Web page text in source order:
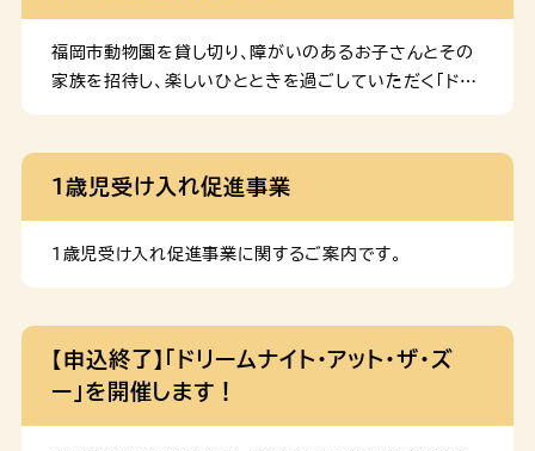
れば、対象）障がい児・特別な支援が必要な児童と、その
家族 参加費 無料（駐車料金も無料） 申込定員 各日
900人（抽選制） 申込期間 2026年８月10日(月)～９
apply/apply-procedure-alias/ […]
福岡市動物園を貸し切り、障がいのあるお子さんとその
家族を招待し、楽しいひとときを過ごしていただく「ドリ
スタンプラリーなどを通して、子どもたちが思い思いに
楽しむ姿が見られるイベントとなりました！ 当日の様子
飼育員さんが動物のエサやりやガイドを行ってくれまし
ん興味を持って聞き入っていました。 イヤーマフやサン
グラス、あんしんバッグ（※）の貸し出しを行いました。※
気持ちを落ち着けたいときに役立つおもちゃやミニ絵本
１歳児受け入れ促進事業
１歳児受け入れ促進事業に関するご案内です。
【申込終了】「ドリームナイト・アット・ザ・ズ
ー」を開催します！